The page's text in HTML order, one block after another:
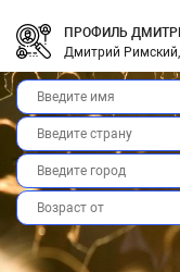
ПРОФИЛЬ
Дмитрий